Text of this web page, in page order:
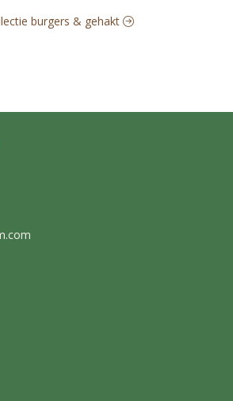
van de pan en zet het vuur iets
burgers & gehakt